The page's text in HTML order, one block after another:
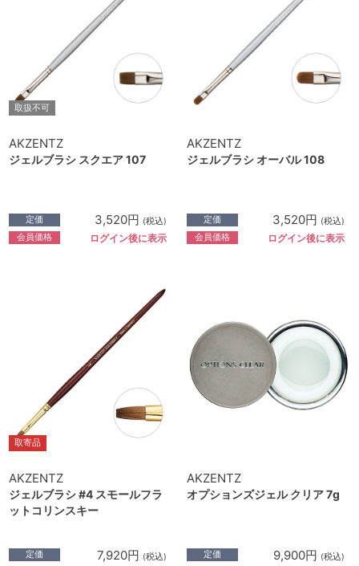
取扱不可
AKZENTZ
ジェルブラシ スクエア 107
定価 3,520円 (税込)
会員価格 ログイン後に表示
AKZENTZ
ジェルブラシ オーバル 108
定価 3,520円 (税込)
会員価格 ログイン後に表示
取寄品
AKZENTZ
ジェルブラシ #4 スモールフラ
ットコリンスキー
定価 7,920円 (税込)
AKZENTZ
オプションズジェル クリア 7g
定価 9,900円 (税込)